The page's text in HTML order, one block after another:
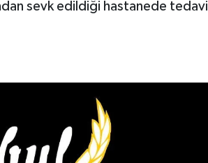
sevk edildiği hastanede tedavi